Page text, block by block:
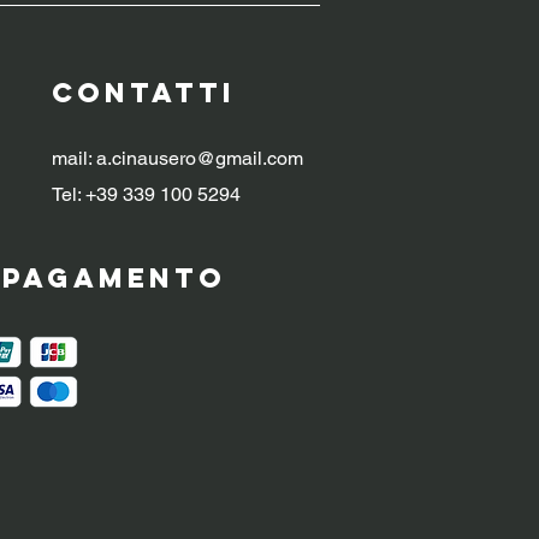
CONTATTI
mail: a.cinausero@gmail.com
Tel: +39 339 100 5294